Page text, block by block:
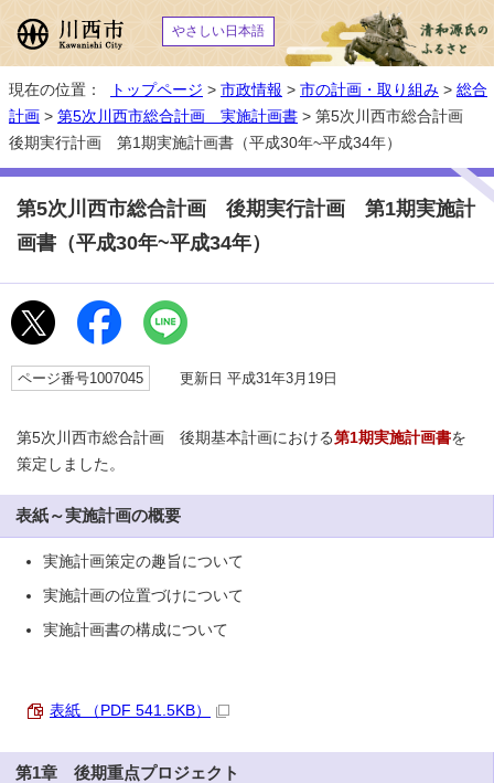
やさしい日本語
現在の位置： トップページ > 市政情報 > 市の計画・取り組み > 総合
計画 > 第5次川西市総合計画 実施計画書 > 第5次川西市総合計画
後期実行計画 第1期実施計画書（平成30年~平成34年）
第5次川西市総合計画 後期実行計画 第1期実施計
画書（平成30年~平成34年）
ページ番号1007045 更新日 平成31年3月19日
第5次川西市総合計画 後期基本計画における第1期実施計画書を
策定しました。
表紙～実施計画の概要
実施計画策定の趣旨について
実施計画の位置づけについて
実施計画書の構成について
表紙 （PDF 541.5KB）
第1章 後期重点プロジェクト